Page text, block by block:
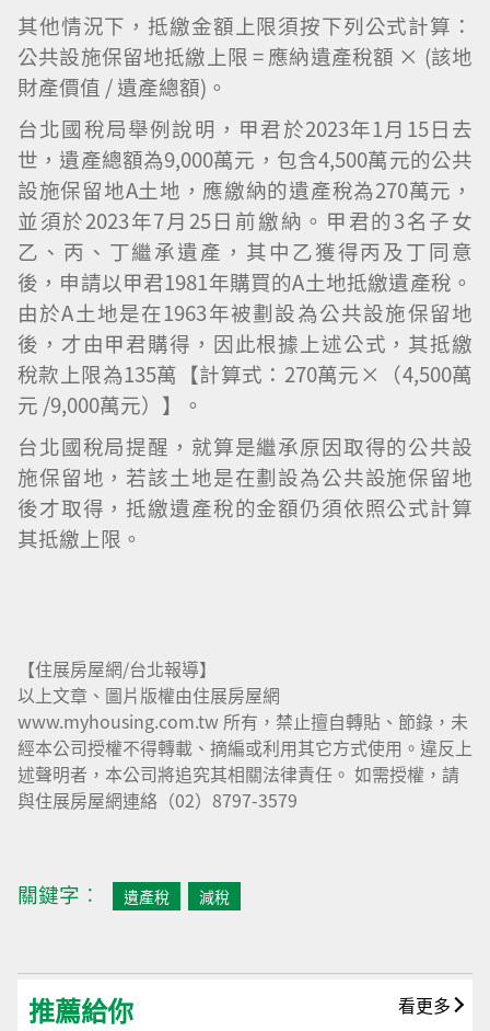
其他情況下，抵繳金額上限須按下列公式計算：
公共設施保留地抵繳上限 = 應納遺產稅額 × (該地
財產價值 / 遺產總額)。
台北國稅局舉例說明，甲君於2023年1月15日去
世，遺產總額為9,000萬元，包含4,500萬元的公共
設施保留地A土地，應繳納的遺產稅為270萬元，
並須於2023年7月25日前繳納。甲君的3名子女
乙、丙、丁繼承遺產，其中乙獲得丙及丁同意
後，申請以甲君1981年購買的A土地抵繳遺產稅。
由於A土地是在1963年被劃設為公共設施保留地
後，才由甲君購得，因此根據上述公式，其抵繳
稅款上限為135萬【計算式：270萬元×（4,500萬
元 /9,000萬元）】。
台北國稅局提醒，就算是繼承原因取得的公共設
施保留地，若該土地是在劃設為公共設施保留地
後才取得，抵繳遺產稅的金額仍須依照公式計算
其抵繳上限。
【住展房屋網/台北報導】
以上文章、圖片版權由住展房屋網
www.myhousing.com.tw 所有，禁止擅自轉貼、節錄，未
經本公司授權不得轉載、摘編或利用其它方式使用。違反上
述聲明者，本公司將追究其相關法律責任。 如需授權，請
與住展房屋網連絡（02）8797-3579
關鍵字︰ 遺產稅 減稅
推薦給你 看更多